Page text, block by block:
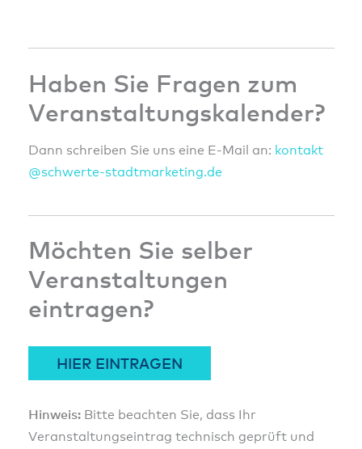
Haben Sie Fragen zum
Veranstaltungskalender?
Dann schreiben Sie uns eine E-Mail an: kontakt
@schwerte-stadtmarketing.de
Möchten Sie selber
Veranstaltungen
eintragen?
HIER EINTRAGEN
Hinweis:Bitte beachten Sie, dass Ihr
Veranstaltungseintrag technisch geprüft und